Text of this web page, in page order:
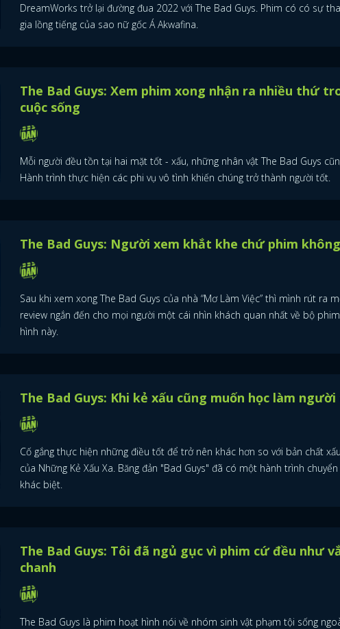
DreamWorks trở lại đường đua 2022 với The Bad Guys. Phim có có sự
gia lồng tiếng của sao nữ gốc Á Akwafina.
The Bad Guys: Xem phim xong nhận ra nhiều thứ
cuộc sống
Mỗi người đều tồn tại hai mặt tốt - xấu, những nhân vật The Bad Guys
Hành trình thực hiện các phi vụ vô tình khiến chúng trở thành người tốt.
The Bad Guys: Người xem khắt khe chứ phim
Sau khi xem xong The Bad Guys của nhà “Mơ Làm Việc” thì mình rút ra
review ngắn đến cho mọi người một cái nhìn khách quan nhất về bộ
hình này.
The Bad Guys: Khi kẻ xấu cũng muốn học làm
Cố gắng thực hiện những điều tốt để trở nên khác hơn so với bản chất
của Những Kẻ Xấu Xa. Băng đản "Bad Guys" đã có một hành trình
khác biệt.
The Bad Guys: Tôi đã ngủ gục vì phim cứ đều như
chanh
The Bad Guys là phim hoạt hình nói về nhóm sinh vật phạm tội sống